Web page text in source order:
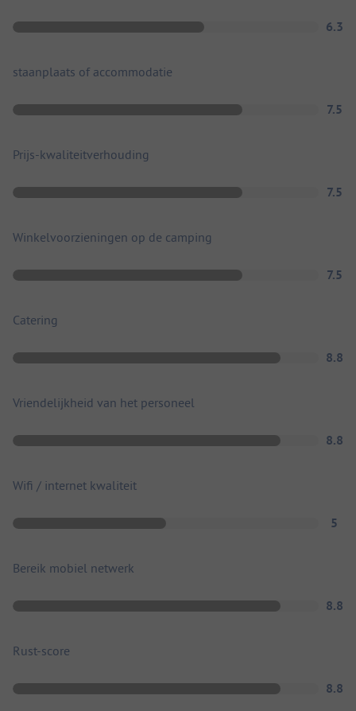
6.3
staanplaats of accommodatie
7.5
Prijs-kwaliteitverhouding
7.5
Winkelvoorzieningen op de camping
7.5
Catering
8.8
Vriendelijkheid van het personeel
8.8
Wifi / internet kwaliteit
5
Bereik mobiel netwerk
8.8
Rust-score
8.8